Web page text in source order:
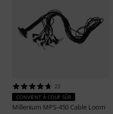
22
CONVIENT À COUP SÛR
Millenium MPS-450 Cable Loom